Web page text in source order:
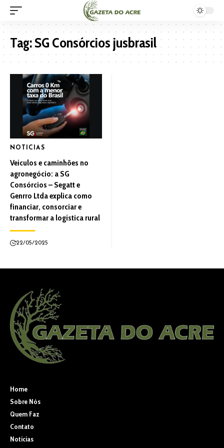
Tag:SG Consórcios jusbrasil
NOTICIAS
Veículos e caminhões no
agronegócio: a SG
Consórcios – Segatt e
Genrro Ltda explica como
financiar, consorciar e
transformar a logística rural
22/05/2025
Home
Sobre Nós
Quem Faz
Contato
Noticias